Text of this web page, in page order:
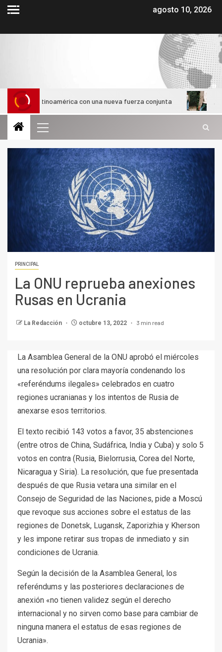
agosto 10, 2026
con una nueva fuerza conjunta ¿Cómo
PRINCIPAL
La ONU reprueba anexiones
Rusas en Ucrania
La Redacción octubre 13, 2022 3 min read
La Asamblea General de la ONU aprobó el miércoles
una resolución por clara mayoría condenando los
«referéndums ilegales» celebrados en cuatro
regiones ucranianas y los intentos de Rusia de
anexarse ​​esos territorios.
El texto recibió 143 votos a favor, 35 abstenciones
(entre otros de China, Sudáfrica, India y Cuba) y solo 5
votos en contra (Rusia, Bielorrusia, Corea del Norte,
Nicaragua y Siria). La resolución, que fue presentada
después de que Rusia vetara una similar en el
Consejo de Seguridad de las Naciones, pide a Moscú
que revoque sus acciones sobre el estatus de las
regiones de Donetsk, Lugansk, Zaporizhia y Kherson
y les impone retirar sus tropas de inmediato y sin
condiciones de Ucrania.
Según la decisión de la Asamblea General, los
referéndums y las posteriores declaraciones de
anexión «no tienen validez según el derecho
internacional y no sirven como base para cambiar de
ninguna manera el estatus de esas regiones de
Ucrania».